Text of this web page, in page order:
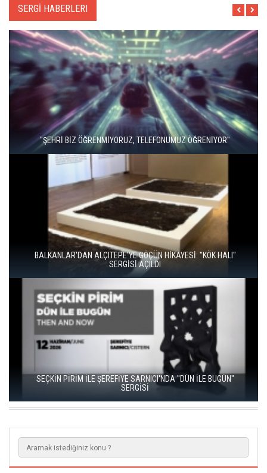
SERGİ HABERLERI
"ŞEHRİ BİZ ÖĞRENMİYORUZ, TELEFONUMUZ ÖĞRENİYOR"
BALKANLAR'DAN ALÇITEPE'YE GÖÇÜN HİKAYESİ: "KÖK HALI"
SERGİSİ AÇILDI
SEÇKİN PİRİM İLE ŞEREFİYE SARNICI'NDA "DÜN İLE BUGÜN"
SERGİSİ